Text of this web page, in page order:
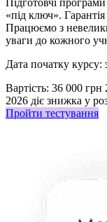
«під ключ».
Працюємо з
уваги до кожного
Дата початку курсу:
Вартість: 36 000 грн
2026 діє знижка у
Пройти тестування